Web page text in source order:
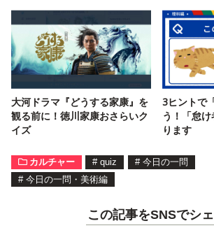
大河ドラマ『どうする家康』を
観る前に！徳川家康おさらいク
イズ
3ヒントで
う！「怠
ります
カルチャー # quiz # 今日の一問
# 今日の一問・美術編
この記事をSNSでシ